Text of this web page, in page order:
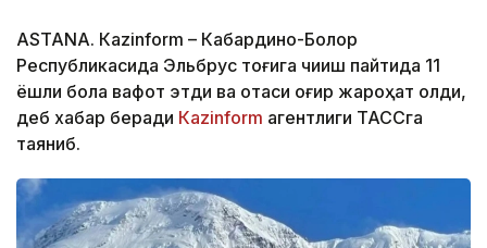
ASTANА. Кazinform – Кабардино-Болқор
Республикасида Эльбрус тоғига чиқиш пайтида 11
ёшли бола вафот этди ва отаси оғир жароҳат олди,
деб хабар беради Кazinform агентлиги ТАССга
таяниб.